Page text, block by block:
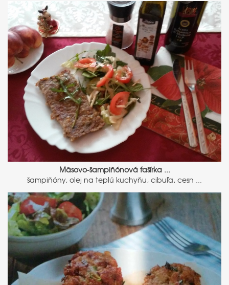
Mäsovo-šampiňónová fašírka ...
šampiňóny, olej na teplú kuchyňu, cibuľa, cesn ...